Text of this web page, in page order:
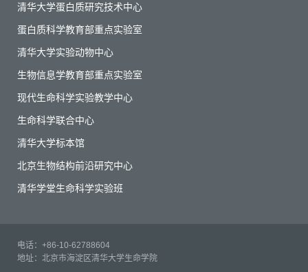
清华大学蛋白质研究技术中心
蛋白质科学教育部重点实验室
清华大学实验动物中心
生物信息学教育部重点实验室
现代生命科学实验教学中心
生命科学联合中心
清华大学标本馆
北京生物结构前沿研究中心
清华学堂生命科学实验班
电话：+86-10-62788604
地址：北京市海淀区清华大学生命学院